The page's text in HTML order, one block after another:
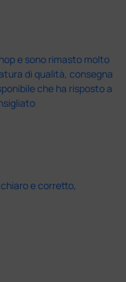
e sono rimasto molto
di qualità, consegna
che ha risposto a
e corretto,